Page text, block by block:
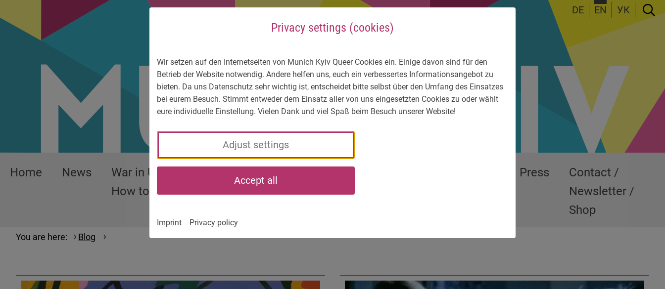
Privacy settings (cookies)
Wir setzen auf den Internetseiten von Munich Kyiv Queer Cookies ein. Einige davon sind für den
Betrieb der Website notwendig. Andere helfen uns, euch ein verbessertes Informationsangebot zu
bieten. Da uns Datenschutz sehr wichtig ist, entscheidet bitte selbst über den Umfang des Einsatzes
bei eurem Besuch. Stimmt entweder dem Einsatz aller von uns eingesetzten Cookies zu oder wählt
eure individuelle Einstellung. Vielen Dank und viel Spaß beim Besuch unserer Website!
Adjust settings
Accept all
Imprint Privacy policy
To language menu
To service information DE EN УК
Home News
War in Ukraine –
How to help
the situation?
Who
we
Press
Contact /
Newsletter /
Shop
You are here: Blog